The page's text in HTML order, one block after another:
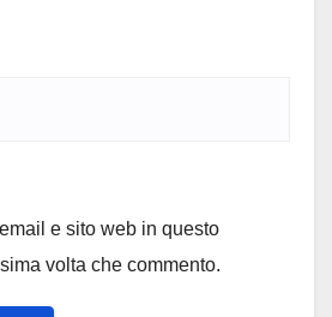
e sito web in questo
volta che commento.